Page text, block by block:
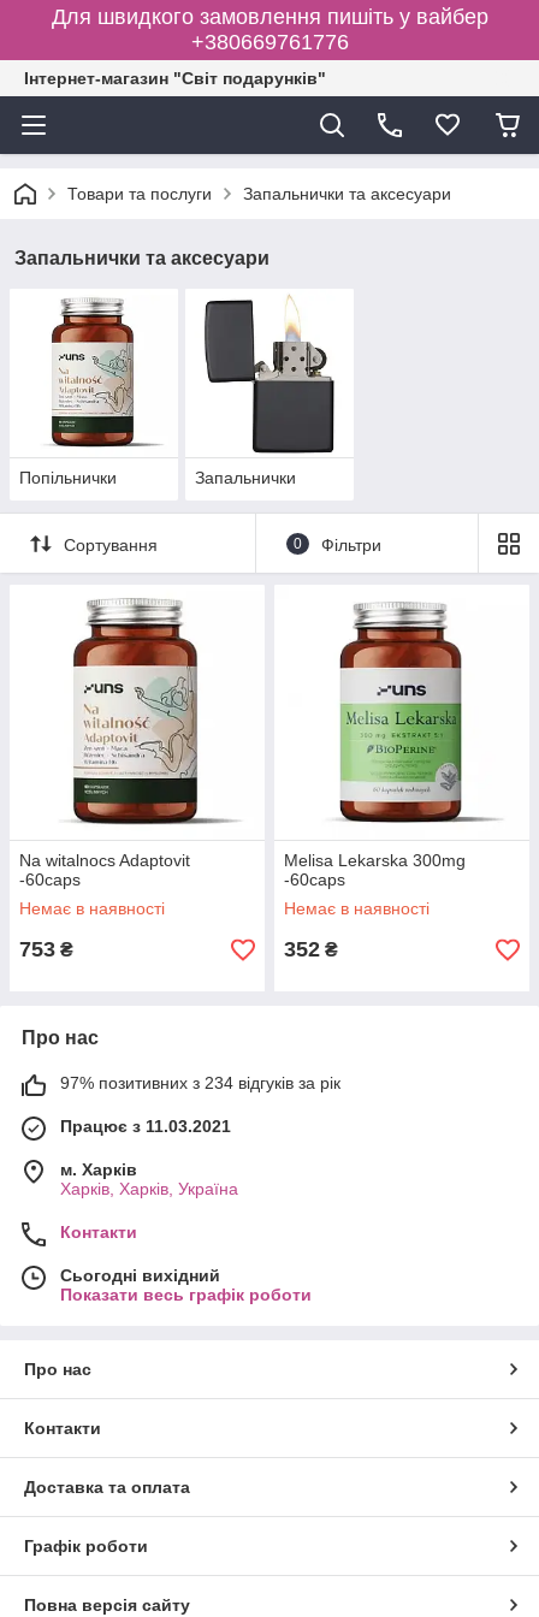
Для швидкого замовлення пишіть у вайбер
+380669761776
Інтернет-магазин "Світ подарунків"
Товари та послуги Запальнички та аксесуари
Запальнички та аксесуари
Попільнички Запальнички
Сортування 0 Фільтри
Na witalnocs Adaptovit
-60caps
Немає в наявності
753 ₴
Melisa Lekarska 300mg
-60caps
Немає в наявності
352 ₴
Про нас
97% позитивних з 234 відгуків за рік
Працює з 11.03.2021
м. Харків
Харків, Харків, Україна
Контакти
Сьогодні вихідний
Показати весь графік роботи
Про нас
Контакти
Доставка та оплата
Графік роботи
Повна версія сайту